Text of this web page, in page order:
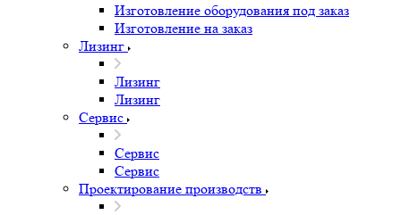
Изготовление оборудования под заказ
Изготовление на заказ
Лизинг
Лизинг
Лизинг
Сервис
Сервис
Сервис
Проектирование производств